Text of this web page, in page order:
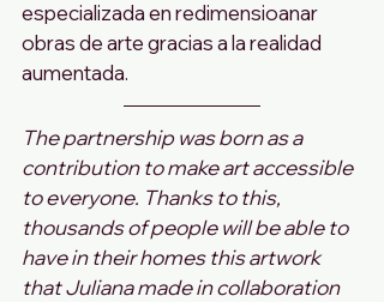
especializada en redimensioanar
obras de arte gracias a la realidad
aumentada.
The partnership was born as a
contribution to make art accessible
to everyone. Thanks to this,
thousands of people will be able to
have in their homes this artwork
that Juliana made in collaboration